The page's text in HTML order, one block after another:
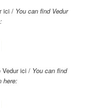
ici / You can find Vedur
Vedur ici / You can find
here: